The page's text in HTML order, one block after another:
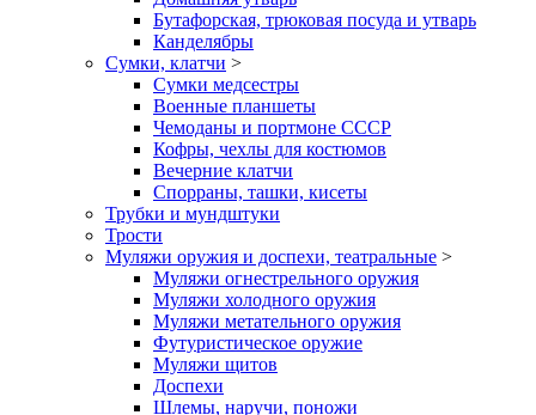
Бутафорская, трюковая посуда и утварь
Канделябры
Сумки, клатчи >
Сумки медсестры
Военные планшеты
Чемоданы и портмоне СССР
Кофры, чехлы для костюмов
Вечерние клатчи
Спорраны, ташки, кисеты
Трубки и мундштуки
Трости
Муляжи оружия и доспехи, театральные >
Муляжи огнестрельного оружия
Муляжи холодного оружия
Муляжи метательного оружия
Футуристическое оружие
Муляжи щитов
Доспехи
Шлемы, наручи, поножи